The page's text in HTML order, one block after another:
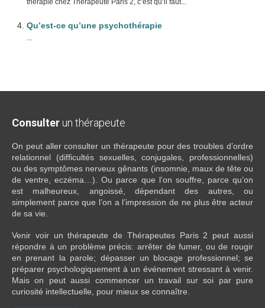
thérapie chez Thérapeute Paris 2, c’est qu’il faut...
Qu’est-ce qu’une psychothérapie
...
Consulter un thérapeute
On peut aller consulter un thérapeute pour des troubles d’ordre
relationnel (difficultés sexuelles, conjugales, professionnelles)
ou des symptômes nerveux gênants (insomnie, maux de tête ou
de ventre, eczéma…). Ou parce que l’on souffre, parce qu’on
est malheureux, angoissé, dépendant des autres, ou
simplement parce que l’on a l’impression de ne plus être acteur
de sa vie.
Venir voir un thérapeute de Thérapeutes Paris 2 peut aussi
répondre à un problème précis: arrêter de fumer, ou de rougir
en prenant la parole; dépasser un blocage professionnel; se
préparer psychologiquement à un événement stressant à venir.
Mais on peut aussi commencer un travail sur soi par pure
curiosité intellectuelle, pour mieux se connaître.